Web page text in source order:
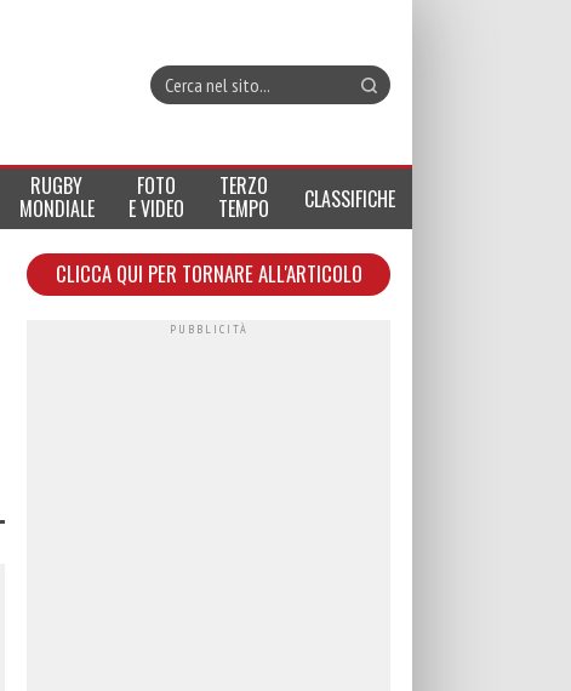
RUGBY
MONDIALE
FOTO
E VIDEO
TERZO
TEMPO CLASSIFICHE
CLICCA QUI PER TORNARE ALL'ARTICOLO